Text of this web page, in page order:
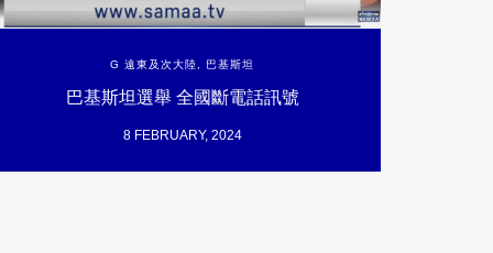
G 遠東及次大陸, 巴基斯坦
巴基斯坦選舉 全國斷電話訊號
8 FEBRUARY, 2024